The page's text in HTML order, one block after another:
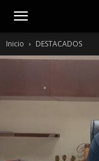
Inicio DESTACADOS